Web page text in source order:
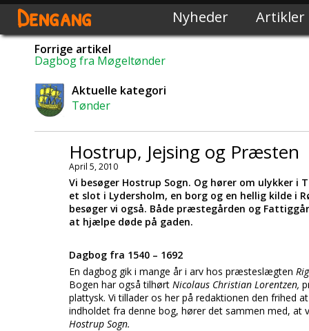
Dengang Nyheder Artikler
Forrige artikel
Dagbog fra Møgeltønder
Aktuelle kategori
Tønder
Hostrup, Jejsing og Præsten
April 5, 2010
Vi besøger Hostrup Sogn. Og hører om ulykker
et slot i Lydersholm, en borg og en hellig kilde i
besøger vi også. Både præstegården og
at hjælpe døde på gaden.
Dagbog fra 1540 – 1692
En dagbog gik i mange år i arv hos præsteslægten
Bogen har også tilhørt Nicolaus Christian Lorentzen,
plattysk. Vi tillader os her på redaktionen den frihed
indholdet fra denne bog, hører det sammen med,
Hostrup Sogn.